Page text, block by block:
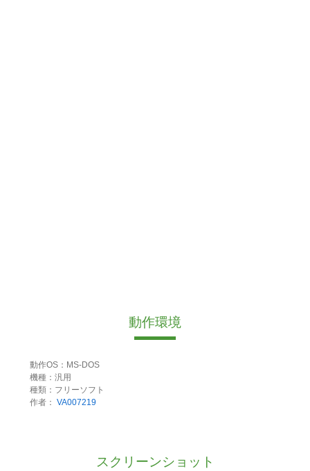
動作環境
動作OS：MS-DOS
機種：汎用
種類：フリーソフト
作者： VA007219
スクリーンショット